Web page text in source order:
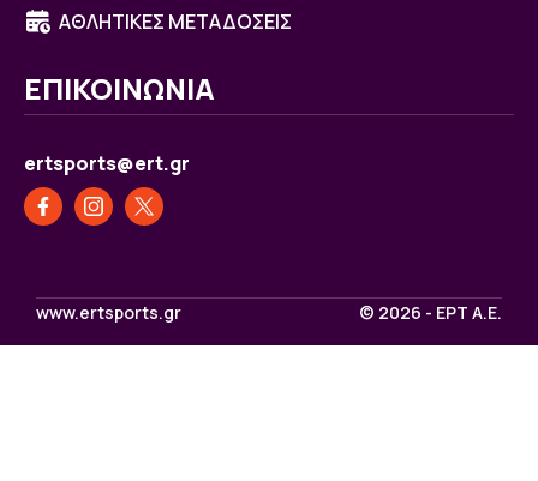
ΑΘΛΗΤΙΚΕΣ ΜΕΤΑΔΟΣΕΙΣ
ΕΠΙΚΟΙΝΩΝΙΑ
ertsports@ert.gr
www.ertsports.gr © 2026 - ΕΡΤ Α.Ε.